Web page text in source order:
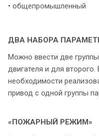
• общепромышленный
ДВА НАБОРА
Можно ввести две
двигателя и для второго.
необходимости
привод с одной группы
«ПОЖАРНЫЙ РЕЖИМ»